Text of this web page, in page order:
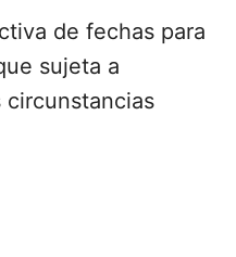
de fechas para
sujeta a
circunstancias